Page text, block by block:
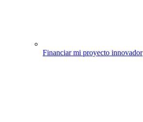
Financiar mi proyecto innovador